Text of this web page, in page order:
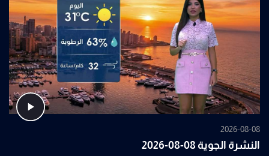
2026-08-08
النشرة الجوية 08-08-2026